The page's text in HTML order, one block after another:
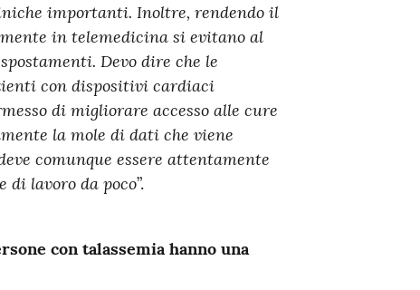
importanti. Inoltre, rendendo il
in telemedicina si evitano al
Devo dire che le
con dispositivi cardiaci
di migliorare accesso alle cure
la mole di dati che viene
comunque essere attentamente
di lavoro da poco”.
con talassemia hanno una